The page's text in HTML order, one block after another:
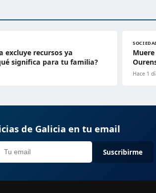
excluye recursos ya
significa para tu familia?
Hace 1
de Galicia en tu email
Suscribirme